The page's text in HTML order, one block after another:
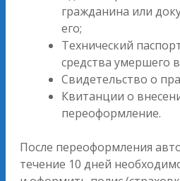
гражданина или
его;
Технический
средства умершего
Свидетельство о
Квитанции о
переоформление.
После переоформления
течение 10 дней